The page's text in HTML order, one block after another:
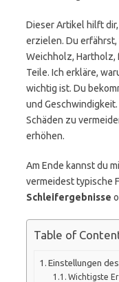
Dieser Artikel hilft
erzielen. Du
Weichholz,
Teile. Ich erkläre,
wichtig ist. Du
und
Schäden zu
erhöhen.
Am Ende kannst du
vermeidest typische
Schleifergebnisse
Table of
Einstellungen
Wichtigste